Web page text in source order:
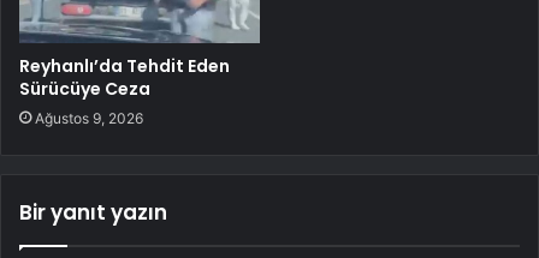
Reyhanlı’da Tehdit Eden
Sürücüye Ceza
Ağustos 9, 2026
Bir yanıt yazın